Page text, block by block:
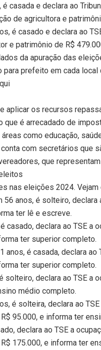
casada e declara ao
de agricultora e
é casado e declara ao
e patrimônio de R$
da apuração das
para prefeito em cada
aplicar os recursos
que é arrecadado de
como educação,
com secretários que
que
nas eleições 2024.
anos, é solteiro, declara
ter lê e escreve.
casado, declara ao TSE a
ter superior completo.
anos, é casada, declara ao
ter superior completo.
solteiro, declara ao TSE a
médio completo.
é solteira, declara ao
95.000, e informa ter
declara ao TSE a
175.000, e informa ter